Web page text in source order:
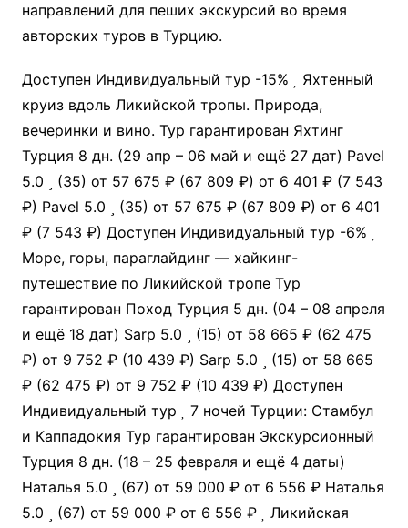
направлений для пеших экскурсий во время
авторских туров в Турцию.
Доступен Индивидуальный тур -15%
Яхтенный
круиз вдоль Ликийской тропы. Природа,
вечеринки и вино. Тур гарантирован Яхтинг
Турция 8 дн. (29 апр – 06 май и ещё 27 дат) Pavel
5.0
(35) от 57 675 ₽ (67 809 ₽) от 6 401 ₽ (7 543
₽) Pavel 5.0 (35) от 57 675 ₽ (67 809 ₽) от 6 401
₽ (7 543 ₽) Доступен Индивидуальный тур -6%
Море, горы, параглайдинг — хайкинг-
путешествие по Ликийской тропе Тур
гарантирован Поход Турция 5 дн. (04 – 08 апреля
и ещё 18 дат) Sarp 5.0 (15) от 58 665 ₽ (62 475
₽) от 9 752 ₽ (10 439 ₽) Sarp 5.0 (15) от 58 665
₽ (62 475 ₽) от 9 752 ₽ (10 439 ₽) Доступен
Индивидуальный тур
7 ночей Турции: Стамбул
и Каппадокия Тур гарантирован Экскурсионный
Турция 8 дн. (18 – 25 февраля и ещё 4 даты)
Наталья 5.0
(67) от 59 000 ₽ от 6 556 ₽ Наталья
5.0
(67) от 59 000 ₽ от 6 556 ₽
Ликийская